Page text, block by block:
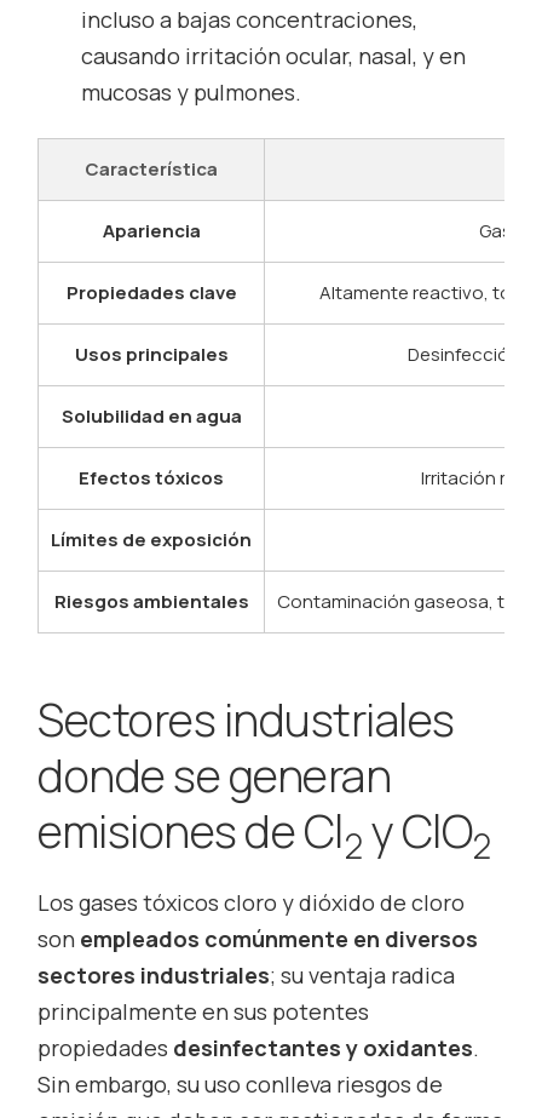
incluso a bajas concentraciones,
causando irritación ocular, nasal, y en
mucosas y pulmones.
Característica
Apariencia Gas
Propiedades clave Altamente reactivo,
Usos principales Desinfección
Solubilidad en agua
Efectos tóxicos Irritación
Límites de exposición
Riesgos ambientales Contaminación gaseosa,
Sectores industriales
donde se generan
emisiones de Cl2 y ClO2
Los gases tóxicos cloro y dióxido de cloro
son empleados comúnmente en diversos
sectores industriales; su ventaja radica
principalmente en sus potentes
propiedades desinfectantes y oxidantes.
Sin embargo, su uso conlleva riesgos de